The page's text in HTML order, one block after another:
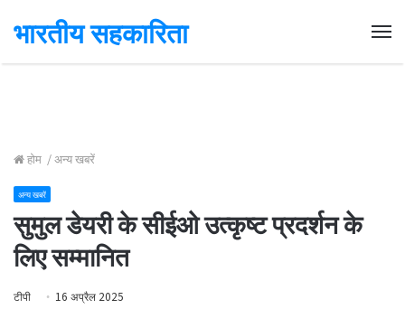
भारतीय सहकारिता
होम /अन्य खबरें
अन्य खबरें
सुमुल डेयरी के सीईओ उत्कृष्ट प्रदर्शन के
लिए सम्मानित
टीपी 16 अप्रैल 2025